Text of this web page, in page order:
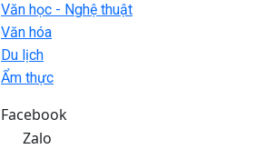
Văn học - Nghệ thuật
Văn hóa
Du lịch
Ẩm thực
Facebook
Zalo